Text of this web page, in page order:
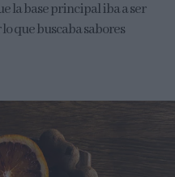
la base principal iba a ser
que buscaba sabores